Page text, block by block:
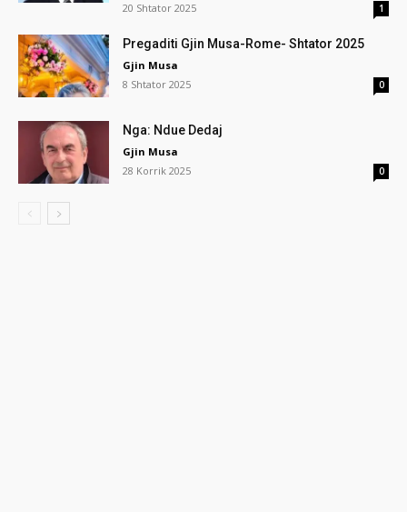
20 Shtator 2025
1
Pregaditi Gjin Musa-Rome- Shtator 2025
Gjin Musa
8 Shtator 2025
0
Nga: Ndue Dedaj
Gjin Musa
28 Korrik 2025
0